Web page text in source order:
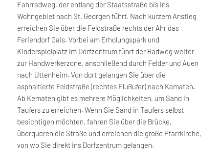
Fahrradweg, der entlang der Staatsstraße bis ins
Wohngebiet nach St. Georgen führt. Nach kurzem Anstieg
erreichen Sie über die Feldstraße rechts der Ahr das
Feriendorf Gais. Vorbei am Erholungspark und
Kinderspielplatz im Dorfzentrum führt der Radweg weiter
zur Handwerkerzone, anschließend durch Felder und Auen
nach Uttenheim. Von dort gelangen Sie über die
asphaltierte Feldstraße (rechtes Flußufer) nach Kematen.
Ab Kematen gibt es mehrere Möglichkeiten, um Sand in
Taufers zu erreichen. Wenn Sie Sand in Taufers selbst
besichtigen möchten, fahren Sie über die Brücke,
überqueren die Straße und erreichen die große Pfarrkirche,
von wo Sie direkt ins Dorfzentrum gelangen.